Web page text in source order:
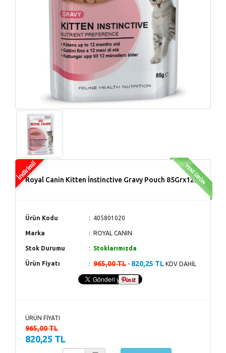
Royal Canin Kitten İnstinctive Gravy Pouch 85Grx12Li
Ürün Kodu 405801020
Marka ROYAL CANIN
Stok Durumu Stoklarımızda
Ürün Fiyatı 965,00 TL - 820,25 TL KDV DAHİL
ÜRÜN FİYATI
965,00 TL
820,25 TL